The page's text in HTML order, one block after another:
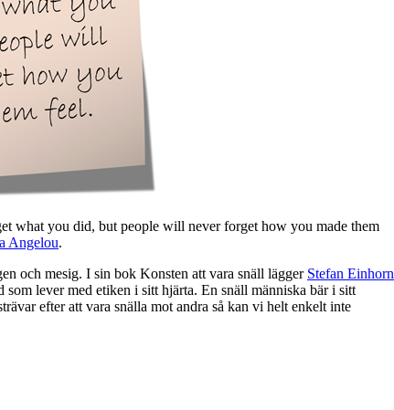
what you did, but people will never forget how you made them
Angelou.
och mesig. I sin bok Konsten att vara snäll lägger Stefan Einhorn
lever med etiken i sitt hjärta. En snäll människa bär i sitt
efter att vara snälla mot andra så kan vi helt enkelt inte